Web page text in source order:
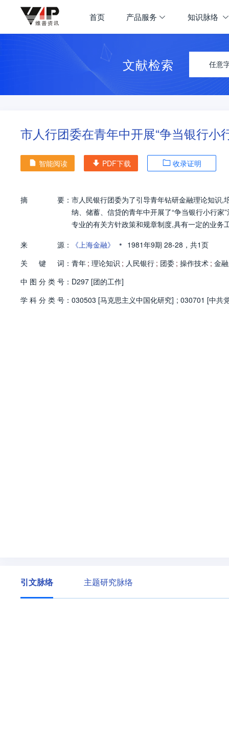
首页 产品服务 知识脉络
文献检索 任意
市人行团委在青年中开展“争当银行小
智能阅读 PDF下载 收录证明
摘 要： 市人民银行团委为了引导青年钻研金融理论知识
纳、储蓄、信贷的青年中开展了“争当银行小行
专业的有关方针政策和规章制度,具有一定的业
来
源： 《上海金融》 • 1981年9期 28-28， 共1页
关
键 词： 青年 ; 理论知识 ; 人民银行 ; 团委 ; 操作技术 ; 金融
中 图 分 类 号： D297 [团的工作]
学 科 分 类 号： 030503 [马克思主义中国化研究] ; 030701 [中共
引文脉络 主题研究脉络